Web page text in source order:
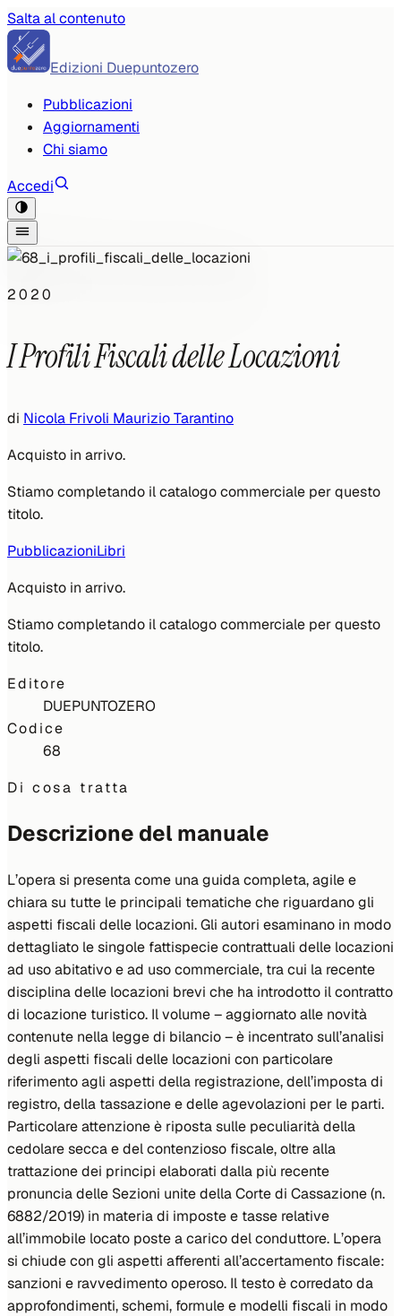
Salta al contenuto
Edizioni Duepuntozero
Pubblicazioni
Aggiornamenti
Chi siamo
Accedi
2020
I Profili Fiscali delle Locazioni
di Nicola Frivoli Maurizio Tarantino
Acquisto in arrivo.
Stiamo completando il catalogo commerciale per questo
titolo.
PubblicazioniLibri
Acquisto in arrivo.
Stiamo completando il catalogo commerciale per questo
titolo.
Editore
DUEPUNTOZERO
Codice
68
Di cosa tratta
Descrizione del manuale
L’opera si presenta come una guida completa, agile e
chiara su tutte le principali tematiche che riguardano gli
aspetti fiscali delle locazioni. Gli autori esaminano in modo
dettagliato le singole fattispecie contrattuali delle locazioni
ad uso abitativo e ad uso commerciale, tra cui la recente
disciplina delle locazioni brevi che ha introdotto il contratto
di locazione turistico. Il volume – aggiornato alle novità
contenute nella legge di bilancio – è incentrato sull’analisi
degli aspetti fiscali delle locazioni con particolare
riferimento agli aspetti della registrazione, dell’imposta di
registro, della tassazione e delle agevolazioni per le parti.
Particolare attenzione è riposta sulle peculiarità della
cedolare secca e del contenzioso fiscale, oltre alla
trattazione dei principi elaborati dalla più recente
pronuncia delle Sezioni unite della Corte di Cassazione (n.
6882/2019) in materia di imposte e tasse relative
all’immobile locato poste a carico del conduttore. L’opera
si chiude con gli aspetti afferenti all’accertamento fiscale:
sanzioni e ravvedimento operoso. Il testo è corredato da
approfondimenti, schemi, formule e modelli fiscali in modo